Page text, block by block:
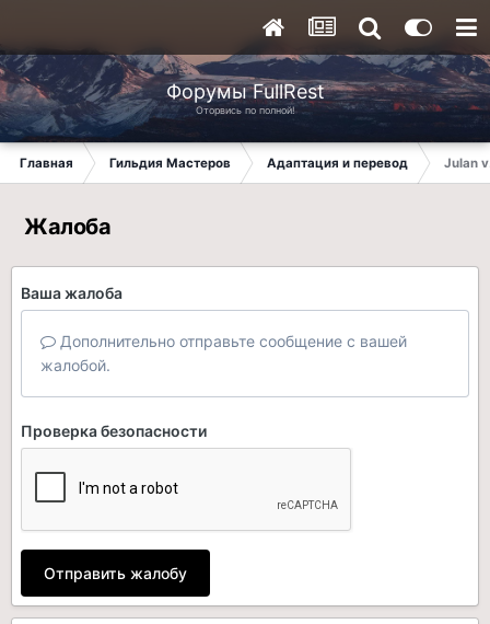
Форумы FullRest
Оторвись по полной!
Главная Гильдия Мастеров Адаптация и перевод Julan
Жалоба
Ваша жалоба
Дополнительно отправьте сообщение с вашей
жалобой.
Проверка безопасности
Отправить жалобу